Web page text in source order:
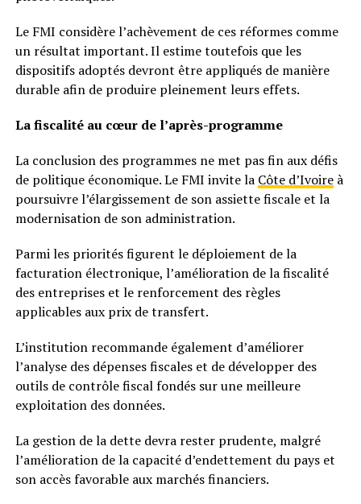
Le FMI considère l’achèvement de ces réformes comme
un résultat important. Il estime toutefois que les
dispositifs adoptés devront être appliqués de manière
durable afin de produire pleinement leurs effets.
La fiscalité au cœur de l’après-programme
La conclusion des programmes ne met pas fin aux défis
de politique économique. Le FMI invite la Côte d’Ivoireà
poursuivre l’élargissement de son assiette fiscale et la
modernisation de son administration.
Parmi les priorités figurent le déploiement de la
facturation électronique, l’amélioration de la fiscalité
des entreprises et le renforcement des règles
applicables aux prix de transfert.
L’institution recommande également d’améliorer
l’analyse des dépenses fiscales et de développer des
outils de contrôle fiscal fondés sur une meilleure
exploitation des données.
La gestion de la dette devra rester prudente, malgré
l’amélioration de la capacité d’endettement du pays et
son accès favorable aux marchés financiers.